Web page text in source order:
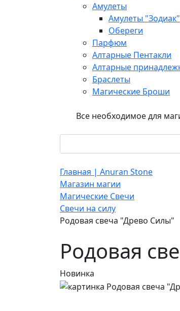
Амулеты
Амулеты "Зодиак"
Обереги
Парфюм
Алтарные Пентакли
Алтарные
Браслеты
Магические Броши
Все необходимое для
Главная | Anuran Stone
Магазин магии
Магические Свечи
Свечи на силу
Родовая свеча "Древо Силы"
Родовая
Новинка